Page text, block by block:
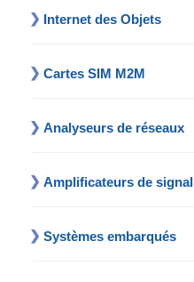
Internet des Objets
Cartes SIM M2M
Analyseurs de réseaux
Amplificateurs de signal
Systèmes embarqués